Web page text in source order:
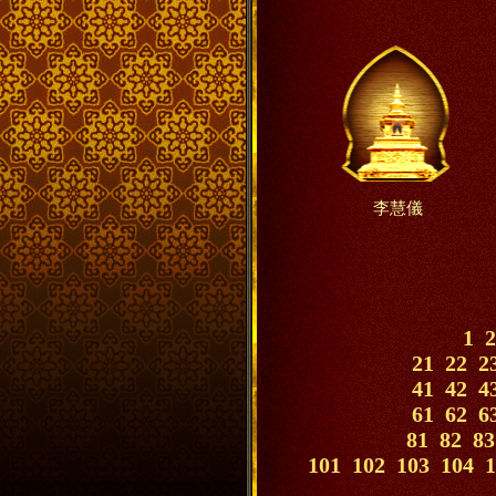
李慧儀
1 2
21 22
41 42
61 62
81 82 83
101 102 103 104